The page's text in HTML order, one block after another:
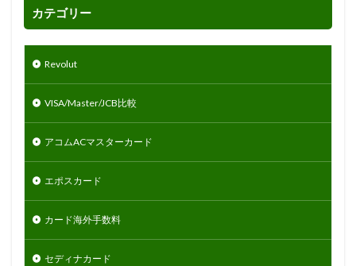
カテゴリー
Revolut
VISA/Master/JCB比較
アコムACマスターカード
エポスカード
カード海外手数料
セディナカード